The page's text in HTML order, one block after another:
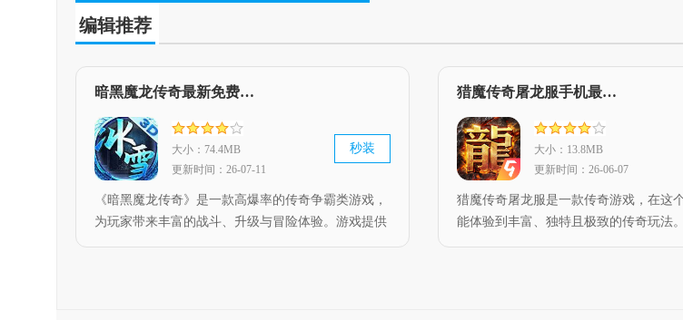
编辑推荐
暗黑魔龙传奇最新免费版 V1.2.2
大小：74.4MB
更新时间：26-07-11
秒装
《暗黑魔龙传奇》是一款高爆率的传奇争霸类游戏，
为玩家带来丰富的战斗、升级与冒险体验。游戏提供
多种角色选择及独特的技能属性，内置各类挑战与副
猎魔传奇屠龙服手机最新版 V1.0.1
大小：13.8MB
更新时间：26-06-07
猎魔传奇屠龙服是一款传奇游戏，在这
能体验到丰富、独特且极致的传奇玩法
种经典复古元素，还有各类武器可供领